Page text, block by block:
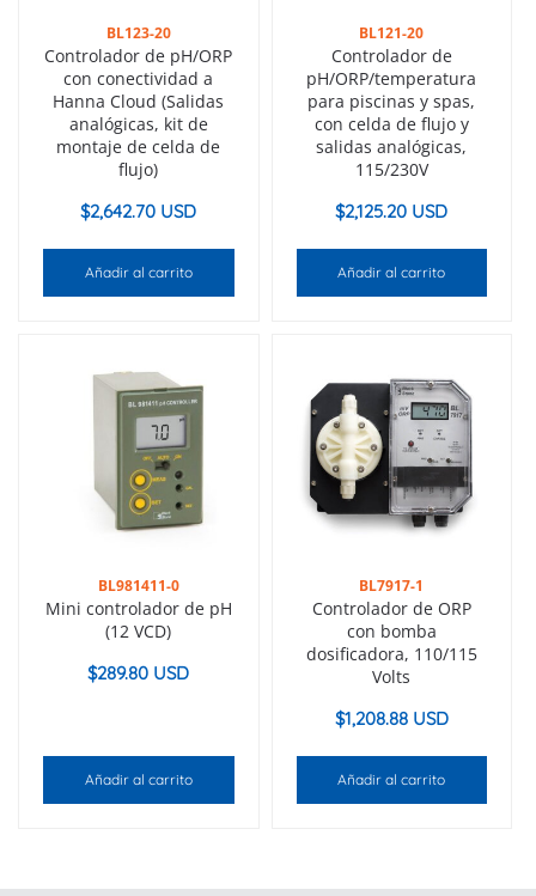
BL123-20
Controlador de pH/ORP
con conectividad a
Hanna Cloud (Salidas
analógicas, kit de
montaje de celda de
flujo)
$2,642.70 USD
Añadir al carrito
BL121-20
Controlador de
pH/ORP/temperatura
para piscinas y spas,
con celda de flujo y
salidas analógicas,
115/230V
$2,125.20 USD
Añadir al carrito
BL981411-0
Mini controlador de pH
(12 VCD)
$289.80 USD
Añadir al carrito
BL7917-1
Controlador de ORP
con bomba
dosificadora, 110/115
Volts
$1,208.88 USD
Añadir al carrito